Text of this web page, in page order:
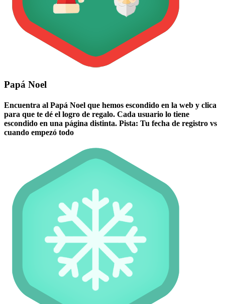
Papá Noel
Encuentra al Papá Noel que hemos escondido en la web y clica
para que te dé el logro de regalo. Cada usuario lo tiene
escondido en una página distinta. Pista: Tu fecha de registro vs
cuando empezó todo